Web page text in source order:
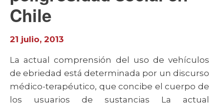
Chile
21 julio, 2013
La actual comprensión del uso de vehículos
de ebriedad está determinada por un discurso
médico-terapéutico, que concibe el cuerpo de
los usuarios de sustancias La actual